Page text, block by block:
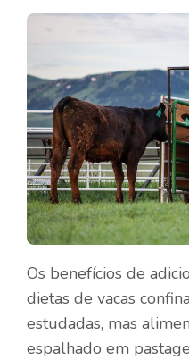
Os benefícios de
dietas de vacas
estudadas, mas
espalhado em